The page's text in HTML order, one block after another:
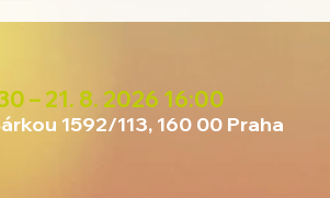
– 21. 8. 2026 16:00
1592/113, 160 00 Praha